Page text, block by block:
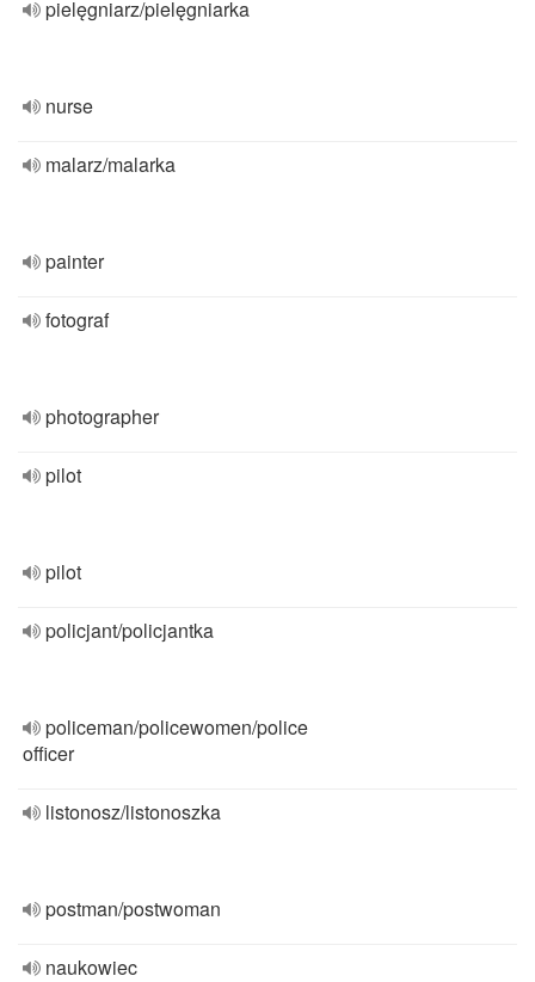
pielęgniarz/pielęgniarka
nurse
malarz/malarka
painter
fotograf
photographer
pilot
pilot
policjant/policjantka
policeman/policewomen/police
officer
listonosz/listonoszka
postman/postwoman
naukowiec